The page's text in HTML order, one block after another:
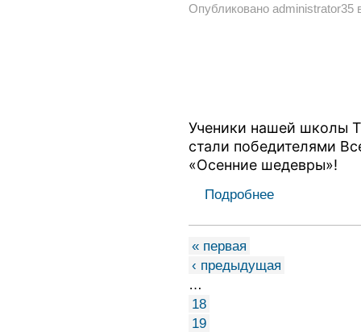
Опубликовано administrator35
Ученики нашей школы
стали победителями
«Осенние шедевры»!
Подробнее
« первая
‹ предыдущая
…
18
19